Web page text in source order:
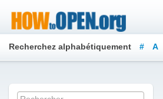
Recherchez alphabétiquement # A